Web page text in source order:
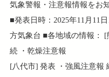
気象警報・注意報情報をお
■発表日時：2025年11月11
方気象台 ■各地域の情報：
続 ・乾燥注意報
[八代市] 発表 ・強風注意報